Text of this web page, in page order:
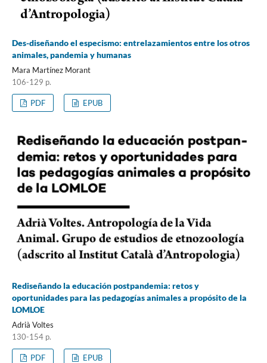
Des-diseñando el especismo: entrelazamientos entre los otros
animales, pandemia y humanas
Mara Martínez Morant
106-129 p.
PDF EPUB
Rediseñando la educación postpandemia: retos y
oportunidades para las pedagogías animales a propósito de la
LOMLOE
Adrià Voltes
130-154 p.
PDF EPUB